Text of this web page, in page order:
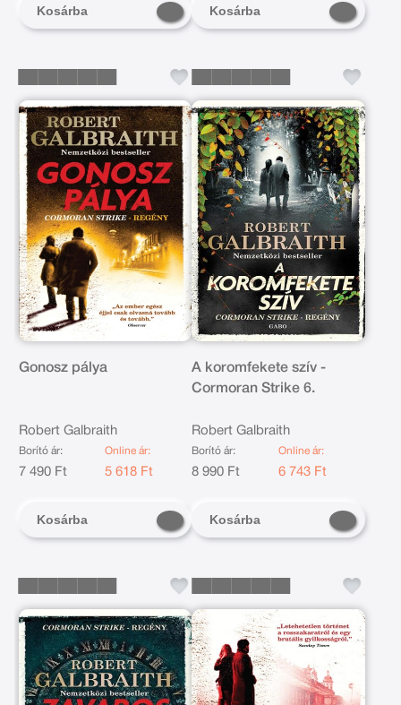
Kosárba Kosárba
Gonosz pálya
Robert Galbraith
Borító ár:
7 490 Ft
Online ár:
5 618 Ft
Kosárba
A koromfekete szív -
Cormoran Strike 6.
Robert Galbraith
Borító ár:
8 990 Ft
Online ár:
6 743 Ft
Kosárba